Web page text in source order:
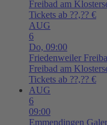
Freibad am
Tickets ab ??,?? €
AUG
6
Do, 09:00
Friedenweiler
Freibad am
Tickets ab ??,?? €
AUG
6
09:00
Emmendingen